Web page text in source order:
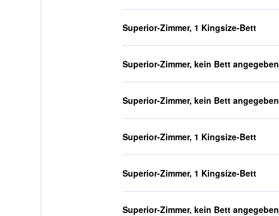
Superior-Zimmer, 1 Kingsize-Bett
Superior-Zimmer, kein Bett angegeben
Superior-Zimmer, kein Bett angegeben
Superior-Zimmer, 1 Kingsize-Bett
Superior-Zimmer, 1 Kingsize-Bett
Superior-Zimmer, kein Bett angegeben